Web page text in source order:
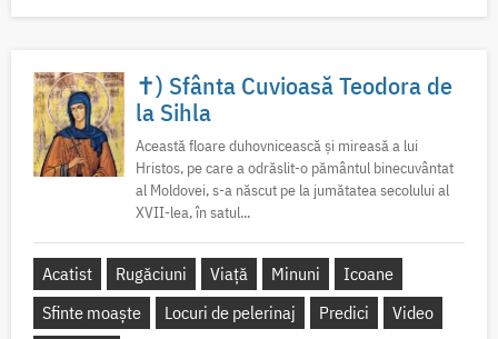
✝) Sfânta Cuvioasă Teodora de
la Sihla
Această floare duhovnicească și mireasă a lui
Hristos, pe care a odrăslit-o pământul binecuvântat
al Moldovei, s-a născut pe la jumătatea secolului al
XVII-lea, în satul...
Acatist Rugăciuni Viață Minuni
Icoane
Sfinte moaște
Locuri de pelerinaj Predici
Video